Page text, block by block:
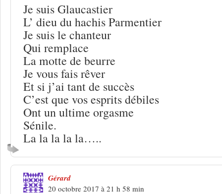
Je suis Glaucastier
L’ dieu du hachis Parmentier
Je suis le chanteur
Qui remplace
La motte de beurre
Je vous fais rêver
Et si j’ai tant de succès
C’est que vos esprits débiles
Ont un ultime orgasme
Sénile.
La la la la la…..
Gérard
20 octobre 2017 à 21 h 58 min